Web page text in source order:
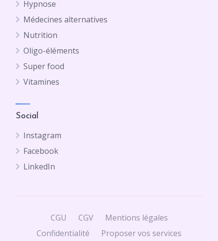
Hypnose
Médecines alternatives
Nutrition
Oligo-éléments
Super food
Vitamines
Social
Instagram
Facebook
LinkedIn
CGU CGV
Mentions légales
Confidentialité
Proposer vos services